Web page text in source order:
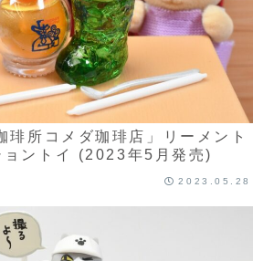
琲所コメダ珈琲店」リーメント
ョントイ (2023年5月発売)
2023.05.28